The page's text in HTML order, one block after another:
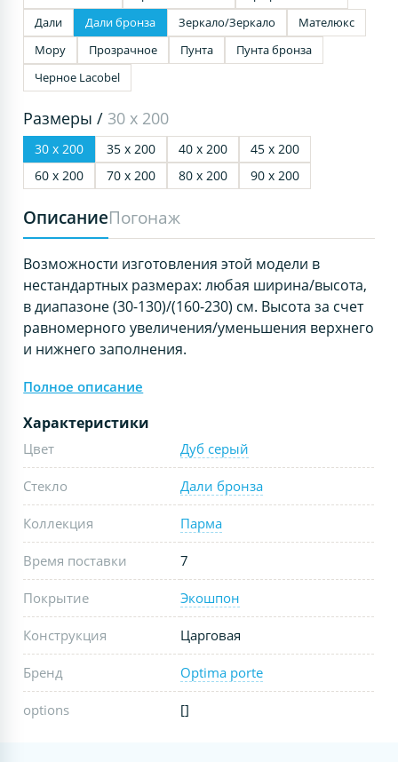
Дали
Дали бронза Зеркало/Зеркало
Мателюкс
Мору
Прозрачное Пунта
Пунта бронза
Черное Lacobel
Размеры / 30 х 200
30 х 200 35 х 200 40 х 200
45 х 200
60 х 200
70 х 200 80 х 200 90 х 200
ОписаниеПогонаж
Возможности изготовления этой модели в
нестандартных размерах: любая ширина/высота,
в диапазоне (30-130)/(160-230) см. Высота за счет
равномерного увеличения/уменьшения верхнего
и нижнего заполнения.
Полное описание
Характеристики
Цвет Дуб серый
Стекло Дали бронза
Коллекция Парма
Время поставки 7
Покрытие Экошпон
Конструкция Царговая
Бренд Optima porte
options []